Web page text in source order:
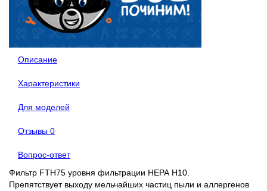
Описание
Характеристики
Для моделей
Отзывы 0
Вопрос-ответ
Фильтр FTH75 уровня фильтрации НЕРА Н10.
Препятствует выходу мельчайших частиц пыли и аллергенов